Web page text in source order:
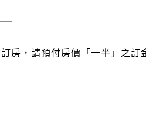
房，請預付房價「一半」之訂